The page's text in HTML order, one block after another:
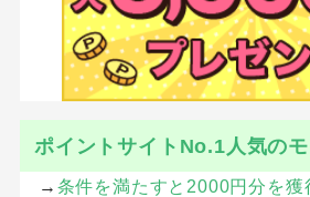
ポイントサイトNo.1人気の
→ 条件を満たすと2000円分を獲